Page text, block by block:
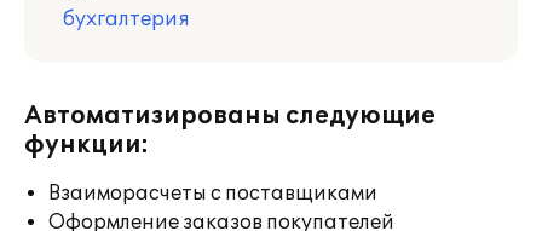
бухгалтерия
Автоматизированы следующие
функции:
Взаиморасчеты с поставщиками
Оформление заказов покупателей